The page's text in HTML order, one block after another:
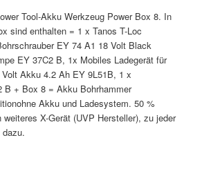
Tool-Akku Werkzeug Power Box 8. In
sind enthalten = 1 x Tanos T-Loc
EY 74 A1 18 Volt Black
EY 37C2 B, 1x Mobiles Ladegerät für
Akku 4.2 Ah EY 9L51B, 1 x
B + Box 8 = Akku Bohrhammer
Akku und Ladesystem. 50 %
X-Gerät (UVP Hersteller), zu jeder